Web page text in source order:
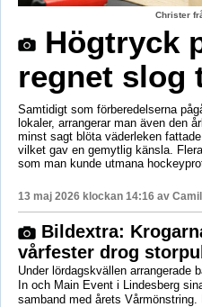
Christer
Högtryck
regnet slog
Samtidigt som förberedelserna
lokaler, arrangerar man även den
minst sagt blöta väderleken
vilket gav en gemytlig känsla.
som man kunde utmana
13 maj 2026 klockan 14:16 av
Bildextra:
vårfester drog
Under lördagskvällen arrangerade
In och Main Event i Lindesberg
samband med årets Vårmönstring.